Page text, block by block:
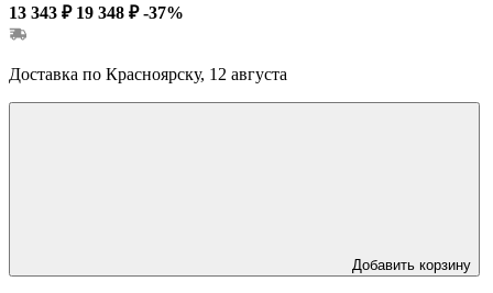
13 343 ₽ 19 348 ₽ -37%
Доставка по Красноярску, 12 августа
Добавить корзину